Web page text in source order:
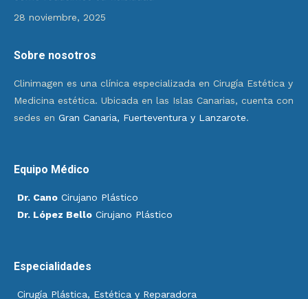
28 noviembre, 2025
Sobre nosotros
Clinimagen es una clínica especializada en Cirugía Estética y
Medicina estética. Ubicada en las Islas Canarias, cuenta con
sedes en Gran Canaria, Fuerteventura y Lanzarote.
Equipo Médico
Dr. Cano Cirujano Plástico
Dr. López Bello Cirujano Plástico
Especialidades
Cirugía Plástica, Estética y Reparadora